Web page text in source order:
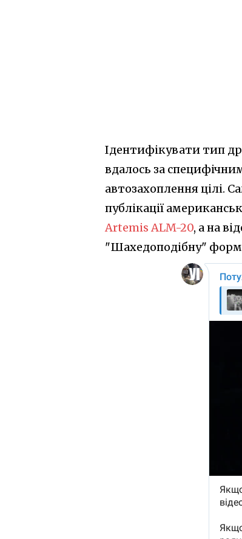
Ідентифікувати тип
вдалось за
автозахоплення цілі.
публікації
Artemis ALM-20, а на
"Шахедоподібну"